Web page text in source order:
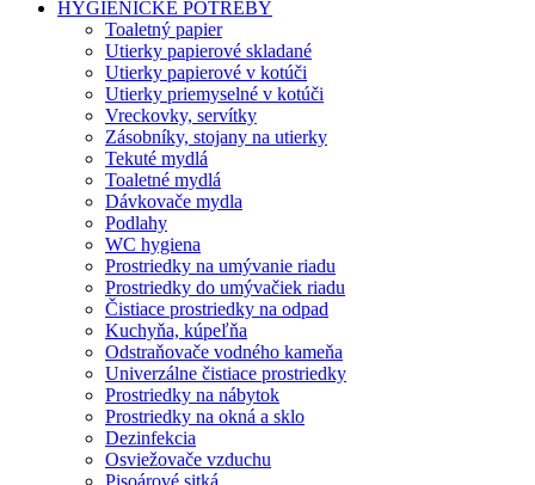
HYGIENICKÉ POTREBY
Toaletný papier
Utierky papierové skladané
Utierky papierové v kotúči
Utierky priemyselné v kotúči
Vreckovky, servítky
Zásobníky, stojany na utierky
Tekuté mydlá
Toaletné mydlá
Dávkovače mydla
Podlahy
WC hygiena
Prostriedky na umývanie riadu
Prostriedky do umývačiek riadu
Čistiace prostriedky na odpad
Kuchyňa, kúpeľňa
Odstraňovače vodného kameňa
Univerzálne čistiace prostriedky
Prostriedky na nábytok
Prostriedky na okná a sklo
Dezinfekcia
Osviežovače vzduchu
Pisoárové sitká